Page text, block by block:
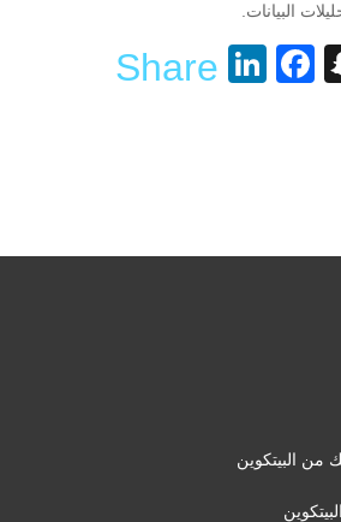
البيانات.
Snapchat
Facebook
LinkedIn
Share
من البيتكوين